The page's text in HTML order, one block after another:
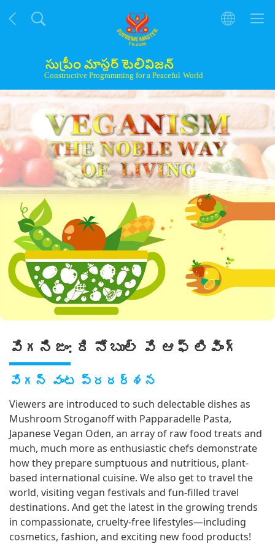
వేగనిజం: ది నోబుల్ వే ఆఫ్ లివింగ్
వేగన్ వంట ప్రదర్శన
Viewers are introduced to such delectable dishes as
Mushroom Stroganoff with Papparadelle Pasta,
Japanese Vegan Oden, an array of raw food treats and
much, much more as enthusiastic chefs demonstrate
how they prepare sumptuous and nutritious, plant-
based international cuisine. We also get to travel the
world, visiting vegan festivals and fun-filled travel
destinations. And get the latest in the growing trends
in compassionate, cruelty-free lifestyles—including
cosmetics, fashion, and exciting new food products!